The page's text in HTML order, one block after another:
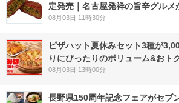
定発売｜名古屋発祥の旨辛グルメ
08月03日 11時30分
ピザハット夏休みセット3種が
りにぴったりのボリューム&おト
08月03日 13時00分
長野県150周年記念フェアがセ